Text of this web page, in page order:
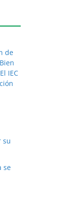
de
El IEC
su
se